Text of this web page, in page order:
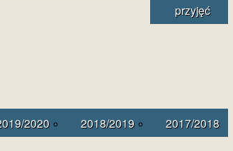
przyjęć
2020 2018/2019
2017/2018